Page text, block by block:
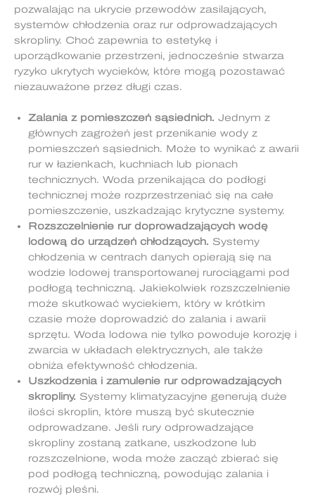
pozwalając na ukrycie przewodów zasilających,
systemów chłodzenia oraz rur odprowadzających
skropliny. Choć zapewnia to estetykę i
uporządkowanie przestrzeni, jednocześnie stwarza
ryzyko ukrytych wycieków, które mogą pozostawać
niezauważone przez długi czas.
Zalania z pomieszczeń sąsiednich. Jednym z
głównych zagrożeń jest przenikanie wody z
pomieszczeń sąsiednich. Może to wynikać z awarii
rur w łazienkach, kuchniach lub pionach
technicznych. Woda przenikająca do podłogi
technicznej może rozprzestrzeniać się na całe
pomieszczenie, uszkadzając krytyczne systemy.
Rozszczelnienie rur doprowadzających wodę
lodową do urządzeń chłodzących. Systemy
chłodzenia w centrach danych opierają się na
wodzie lodowej transportowanej rurociągami pod
podłogą techniczną. Jakiekolwiek rozszczelnienie
może skutkować wyciekiem, który w krótkim
czasie może doprowadzić do zalania i awarii
sprzętu. Woda lodowa nie tylko powoduje korozję i
zwarcia w układach elektrycznych, ale także
obniża efektywność chłodzenia.
Uszkodzenia i zamulenie rur odprowadzających
skropliny. Systemy klimatyzacyjne generują duże
ilości skroplin, które muszą być skutecznie
odprowadzane. Jeśli rury odprowadzające
skropliny zostaną zatkane, uszkodzone lub
rozszczelnione, woda może zacząć zbierać się
pod podłogą techniczną, powodując zalania i
rozwój pleśni.